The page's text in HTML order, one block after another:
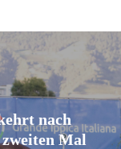
nach
Mal